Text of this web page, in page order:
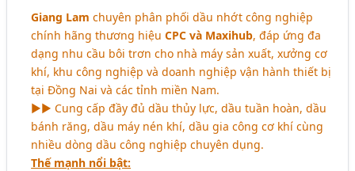
Giang Lam chuyên phân phối dầu nhớt công nghiệp
chính hãng thương hiệuCPC và Maxihub, đáp ứng đa
dạng nhu cầu bôi trơn cho nhà máy sản xuất, xưởng cơ
khí, khu công nghiệp và doanh nghiệp vận hành thiết bị
tại Đồng Nai và các tỉnh miền Nam.
►► Cung cấp đầy đủ dầu thủy lực, dầu tuần hoàn, dầu
bánh răng, dầu máy nén khí, dầu gia công cơ khí cùng
nhiều dòng dầu công nghiệp chuyên dụng.
Thế mạnh nổi bật: